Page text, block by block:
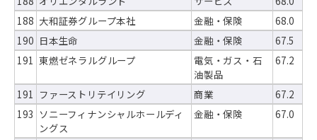
188 大和証券グループ本社 金融・保険
68.0
190 日本生命 金融・保険
67.5
191 東燃ゼネラルグループ
電気・ガス・石
油製品
67.2
191 ファーストリテイリング 商業
67.2
193 ソニーフィナンシャルホールディ
ングス
金融・保険 67.0